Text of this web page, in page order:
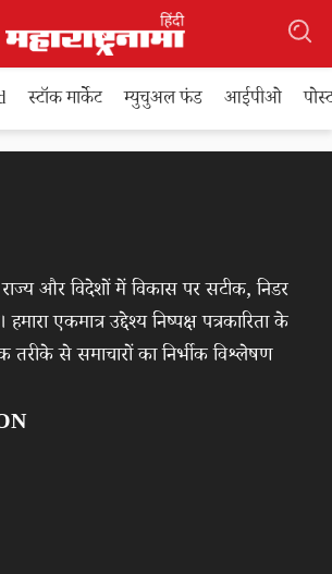
स्टॉक मार्केट म्युचुअल फंड आईपीओ
राज्य और विदेशों में विकास पर सटीक, निडर
एकमात्र उद्देश्य निष्पक्ष पत्रकारिता के
तरीके से समाचारों का निर्भीक विश्लेषण